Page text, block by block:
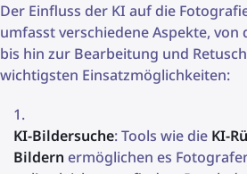
Der Einfluss der KI auf die
umfasst verschiedene Aspekte,
bis hin zur Bearbeitung und
wichtigsten Einsatzmöglichkeiten:
KI-Bildersuche: Tools wie die KI-
Bildern ermöglichen es